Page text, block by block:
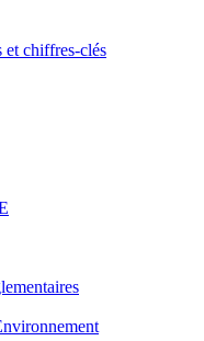
et chiffres-clés